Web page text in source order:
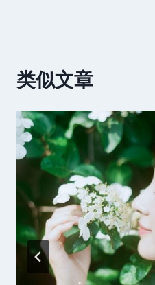
类似文章